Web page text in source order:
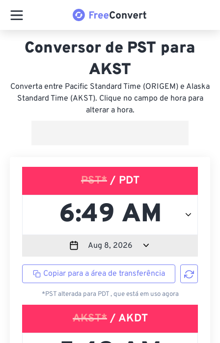
Conversor de PST para
AKST
Converta entre Pacific Standard Time (ORIGEM) e Alaska
Standard Time (AKST). Clique no campo de hora para
alterar a hora.
PST*/ PDT
Copiar para a área de transferência
*PST alterada para PDT , que está em uso agora
AKST*/ AKDT